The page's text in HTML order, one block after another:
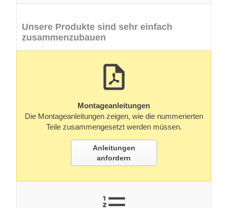
Unsere Produkte sind sehr einfach
zusammenzubauen
Montageanleitungen
Die Montageanleitungen zeigen, wie die nummerierten
Teile zusammengesetzt werden müssen.
Anleitungen
anfordern